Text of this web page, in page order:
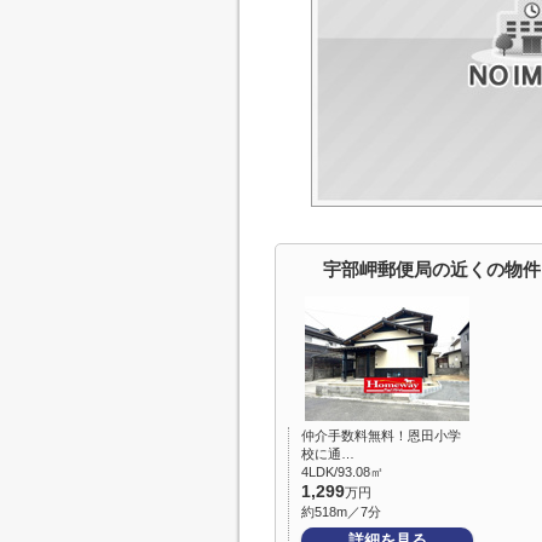
宇部岬郵便局の近くの物件
仲介手数料無料！恩田小学
校に通…
4LDK/93.08㎡
1,299万円
約518m／7分